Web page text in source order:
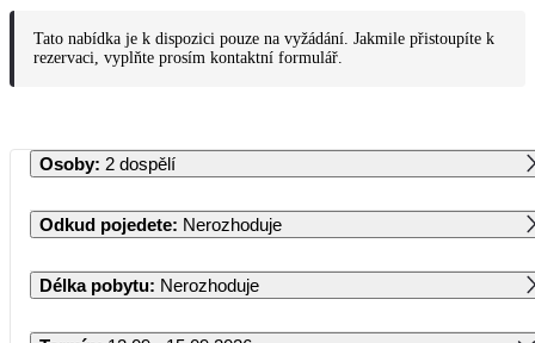
Tato nabídka je k dispozici pouze na vyžádání. Jakmile přistoupíte k
rezervaci, vyplňte prosím kontaktní formulář.
Osoby: 2 dospělí
Odkud pojedete: Nerozhoduje
Délka pobytu: Nerozhoduje